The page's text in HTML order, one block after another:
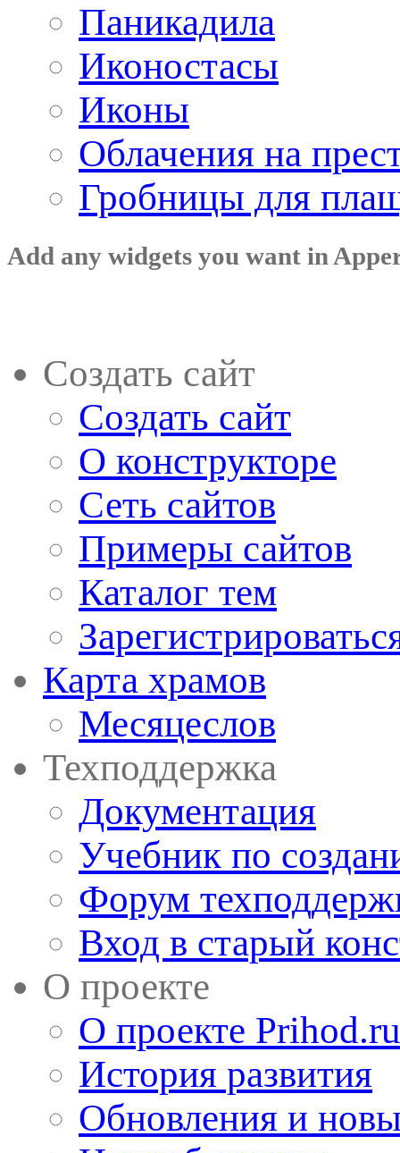
Паникадила
Иконостасы
Иконы
Облачения на
Гробницы для
Add any widgets you want in
Создать сайт
Создать сайт
О конструкторе
Сеть сайтов
Примеры сайтов
Каталог тем
Карта храмов
Месяцеслов
Техподдержка
Документация
Учебник по
Форум
Вход в старый
О проекте
О проекте Prihod.ru
История развития
Обновления и